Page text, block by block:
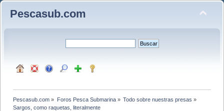
Pescasub.com
Pescasub.com » Foros Pesca Submarina» Todo sobre nuestras presas »
Sargos, como raquetas, literalmente